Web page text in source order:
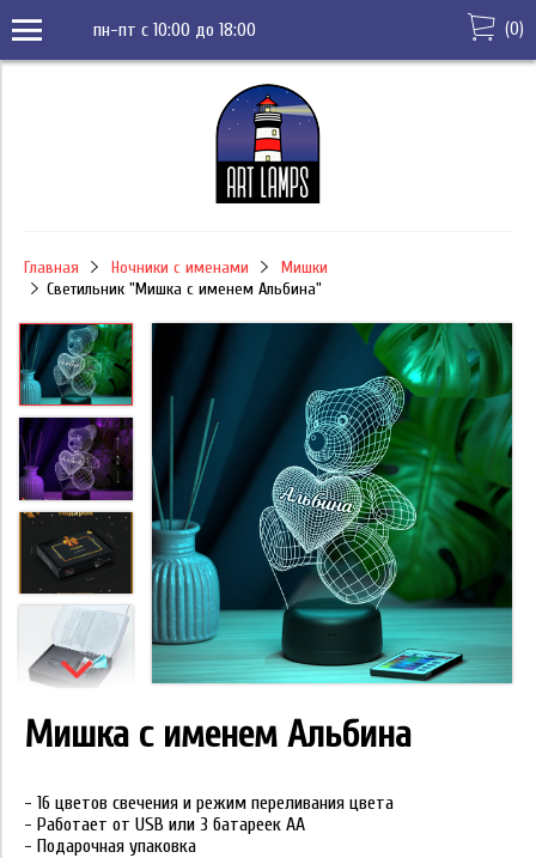
пн-пт с 10:00 до 18:00 (0)
Главная Ночники с именами
Мишки
Светильник "Мишка с именем Альбина"
Мишка с именем Альбина
- 16 цветов свечения и режим переливания цвета
- Работает от USB или 3 батареек АА
- Подарочная упаковка